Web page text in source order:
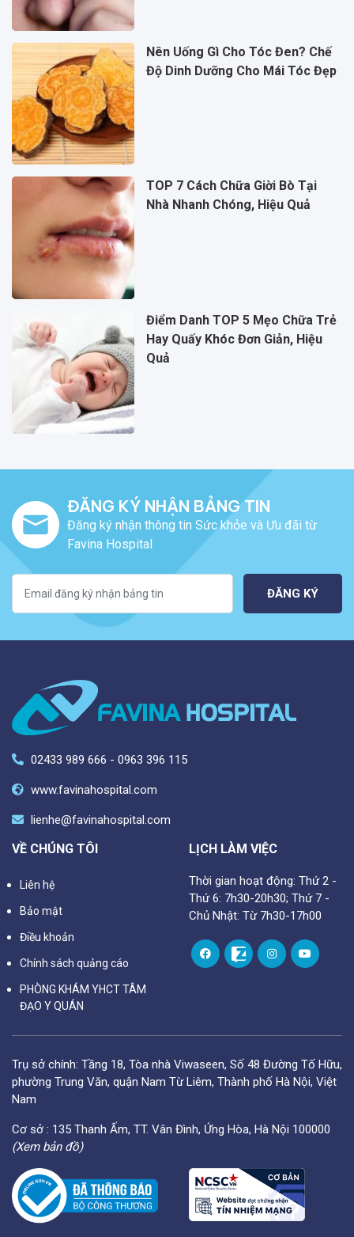
Nên Uống Gì Cho Tóc Đen? Chế
Độ Dinh Dưỡng Cho Mái Tóc Đẹp
TOP 7 Cách Chữa Giời Bò Tại
Nhà Nhanh Chóng, Hiệu Quả
Điểm Danh TOP 5 Mẹo Chữa Trẻ
Hay Quấy Khóc Đơn Giản, Hiệu
Quả
ĐĂNG KÝ NHẬN BẢNG TIN
Đăng ký nhận thông tin Sức khỏe và Ưu đãi từ
Favina Hospital
ĐĂNG KÝ
02433 989 666 - 0963 396 115
www.favinahospital.com
lienhe@favinahospital.com
VỀ CHÚNG TÔI
Liên hệ
Bảo mật
Điều khoản
Chính sách quảng cáo
PHÒNG KHÁM YHCT TÂM
ĐẠO Y QUÁN
LỊCH LÀM VIỆC
Thời gian hoạt động: Thứ 2 -
Thứ 6: 7h30-20h30; Thứ 7 -
Chủ Nhật: Từ 7h30-17h00
Trụ sở chính: Tầng 18, Tòa nhà Viwaseen, Số 48 Đường Tố Hữu,
phường Trung Văn, quận Nam Từ Liêm, Thành phố Hà Nội, Việt
Nam
Cơ sở : 135 Thanh Ấm, TT. Vân Đình, Ứng Hòa, Hà Nội 100000
(Xem bản đồ)